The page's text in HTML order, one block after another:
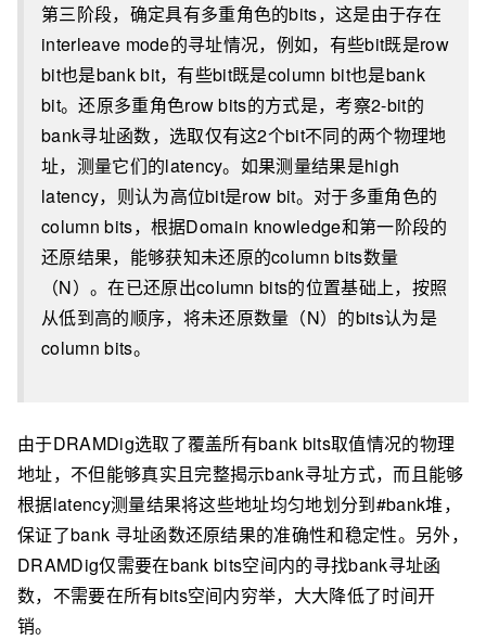
第三阶段，确定具有多重角色的bits，这是由于存在
interleave mode的寻址情况，例如，有些bit既是row
bit也是bank bit，有些bit既是column bit也是bank
bit。还原多重角色row bits的方式是，考察2-bit的
bank寻址函数，选取仅有这2个bit不同的两个物理地
址，测量它们的latency。如果测量结果是high
latency，则认为高位bit是row bit。对于多重角色的
column bits，根据Domain knowledge和第一阶段的
还原结果，能够获知未还原的column bits数量
（N）。在已还原出column bits的位置基础上，按照
从低到高的顺序，将未还原数量（N）的bits认为是
column bits。
由于DRAMDig选取了覆盖所有bank bits取值情况的物理
地址，不但能够真实且完整揭示bank寻址方式，而且能够
根据latency测量结果将这些地址均匀地划分到#bank堆，
保证了bank 寻址函数还原结果的准确性和稳定性。另外，
DRAMDig仅需要在bank bits空间内的寻找bank寻址函
数，不需要在所有bits空间内穷举，大大降低了时间开
销。